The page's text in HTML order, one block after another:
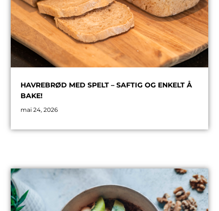
HAVREBRØD MED SPELT – SAFTIG OG ENKELT Å
BAKE!
mai 24, 2026